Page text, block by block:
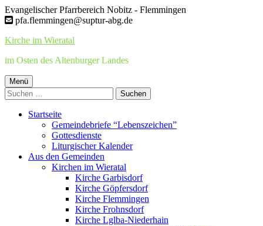
Springe
zum
Evangelischer Pfarrbereich Nobitz - Flemmingen
pfa.flemmingen@suptur-abg.de
Kirche im Wieratal
im Osten des Altenburger Landes
Primäres
Menü
Menü
Suchen
nach:
Startseite
Gemeindebriefe “Lebenszeichen”
Gottesdienste
Liturgischer Kalender
Aus den Gemeinden
Kirchen im Wieratal
Kirche Garbisdorf
Kirche Göpfersdorf
Kirche Flemmingen
Kirche Frohnsdorf
Kirche Lglba-Niederhain